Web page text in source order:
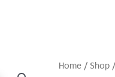
Home/ Shop/